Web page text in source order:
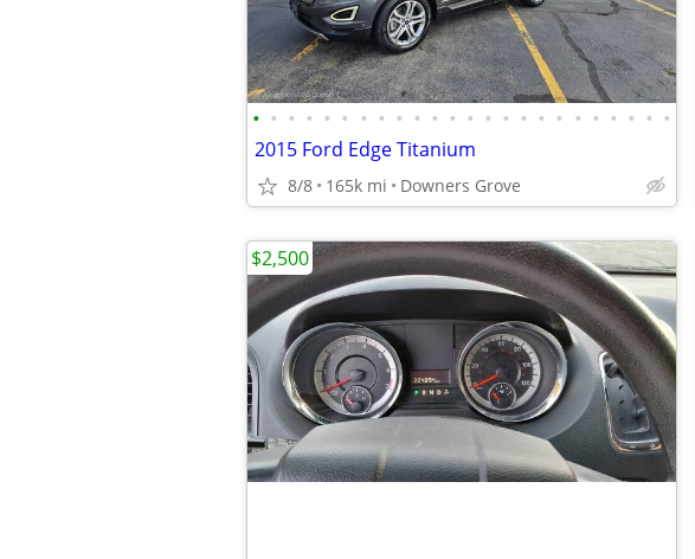
• • • • • • • • • • • • • • • • • • • • • • • •
2015 Ford Edge Titanium
8/8 165k mi Downers Grove
$2,500